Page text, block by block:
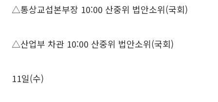
△통상교섭본부장 10:00 산중위 법안소위(국회)
△산업부 차관 10:00 산중위 법안소위(국회)
11일(수)